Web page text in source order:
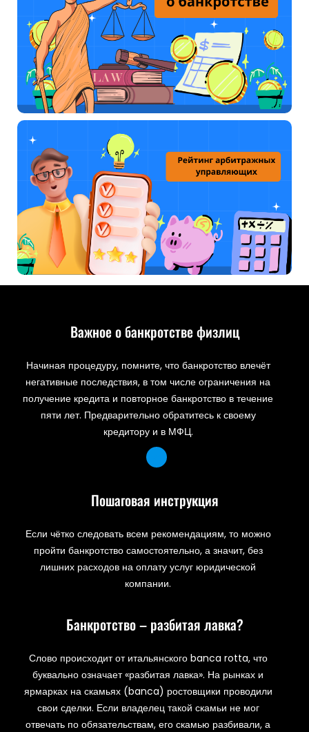
Важное о банкротстве физлиц
Начиная процедуру, помните, что банкротство влечёт
негативные последствия, в том числе ограничения на
получение кредита и повторное банкротство в течение
пяти лет. Предварительно обратитесь к своему
кредитору и в МФЦ.
Пошаговая инструкция
Если чётко следовать всем рекомендациям, то можно
пройти банкротство самостоятельно, а значит, без
лишних расходов на оплату услуг юридической
компании.
Банкротство – разбитая лавка?
Слово происходит от итальянского banca rotta, что
буквально означает «разбитая лавка». На рынках и
ярмарках на скамьях (banca) ростовщики проводили
свои сделки. Если владелец такой скамьи не мог
отвечать по обязательствам, его скамью разбивали, а